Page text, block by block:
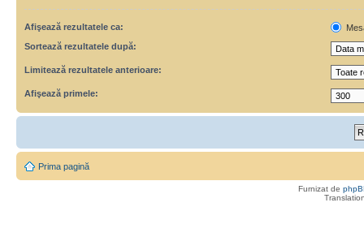
Afişează rezultatele ca:
Sortează rezultatele după:
Limitează rezultatele anterioare:
Afişează primele:
Prima pagină
Furnizat de